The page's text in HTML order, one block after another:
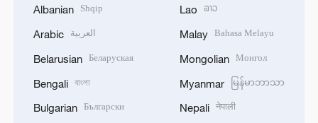
Albanian Shqip
Arabic العربية
Belarusian Беларуская
Bengali বাংলা
Bulgarian Български
Lao ລາວ
Malay Bahasa Melayu
Mongolian Монгол
Myanmar မြန်မာဘာသာ
Nepali नेपाली